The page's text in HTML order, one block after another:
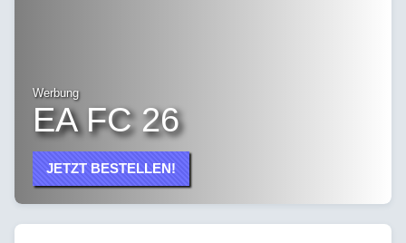
Werbung
EA FC 26
JETZT BESTELLEN!